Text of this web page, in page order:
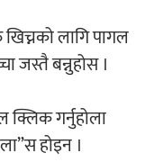
परिचर्चा सम्पन्न
लागि पागल
जस्तै बन्नुहोस ।
क्लिक गर्नुहोला
होइन ।